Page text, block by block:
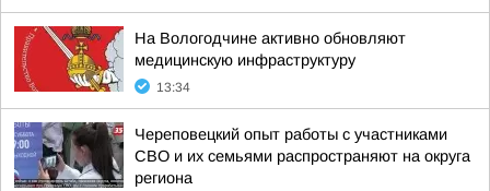
На Вологодчине активно обновляют
медицинскую инфраструктуру
13:34
Череповецкий опыт работы с участниками
СВО и их семьями распространяют на округа
региона